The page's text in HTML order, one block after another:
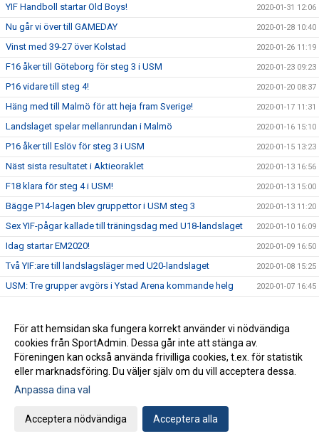
YIF Handboll startar Old Boys! 2020-01-31 12:06
Nu går vi över till GAMEDAY 2020-01-28 10:40
Vinst med 39-27 över Kolstad 2020-01-26 11:19
F16 åker till Göteborg för steg 3 i USM 2020-01-23 09:23
P16 vidare till steg 4! 2020-01-20 08:37
Häng med till Malmö för att heja fram Sverige! 2020-01-17 11:31
Landslaget spelar mellanrundan i Malmö 2020-01-16 15:10
P16 åker till Eslöv för steg 3 i USM 2020-01-15 13:23
Näst sista resultatet i Aktieoraklet 2020-01-13 16:56
F18 klara för steg 4 i USM! 2020-01-13 15:00
Bägge P14-lagen blev gruppettor i USM steg 3 2020-01-13 11:20
Sex YIF-pågar kallade till träningsdag med U18-landslaget 2020-01-10 16:09
Idag startar EM2020! 2020-01-09 16:50
Två YIF:are till landslagsläger med U20-landslaget 2020-01-08 15:25
USM: Tre grupper avgörs i Ystad Arena kommande helg 2020-01-07 16:45
Gott Nytt År 2019-12-31 06:30
Flera ungdomslag spelar finaler idag 2019-12-30 09:15
Vi önskar dig en God Jul 2019-12-23 13:53
White Angels önskar förstärkning
NYHET: Nystart av GRIPEN BAREN!
Häng med i supporterbussen till Kristianstad
För att hemsidan ska fungera korrekt använder vi nödvändiga
cookies från SportAdmin. Dessa går inte att stänga av.
Föreningen kan också använda frivilliga cookies, t.ex. för statistik
eller marknadsföring. Du väljer själv om du vill acceptera dessa.
Anpassa dina val
Acceptera nödvändiga Acceptera alla